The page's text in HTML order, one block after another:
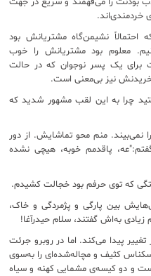
خردمندی‌اند.
احتمالاً نشیمن‌گاه مشتریانش بود
معلوم بود مشتریانش را خوب
یک پسر نوجوان که در حالت
نیز بی‌معنی است.
چرا به این لقب مشهور شدید که
نمی‌بیند. منم محو تماشایش. از دور
پاقدمم خوبه، هیچی نشده
که توی حرفم بود خجالت کشیدم.
بین پارگی و پژمردگی و خاک،
به‌اش ‌گفتند، سلام حیدرآغا!
پیدا می‌کند. اما در روبرو جرئت
کثیف و مچاله‌شده‌ای را به‌سوی
و دو کیسه‌ی مشمایی کهنه و سیاه